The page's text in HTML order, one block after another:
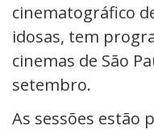
cinematográfico
idosas, tem
cinemas de São
setembro.
As sessões estão